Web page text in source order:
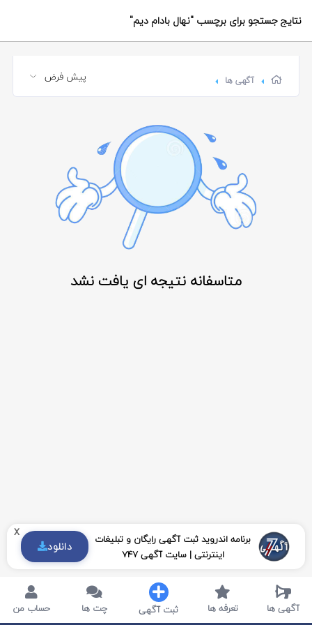
نتایج جستجو برای برچسب "نهال بادام دیم"
آگهی ها
متاسفانه نتیجه ای یافت نشد
x
برنامه اندروید ثبت آگهی رایگان و تبلیغات
اینترنتی | سایت آگهی 747
دانلود
آگهی ها تعرفه ها ثبت آگهی چت ها حساب من